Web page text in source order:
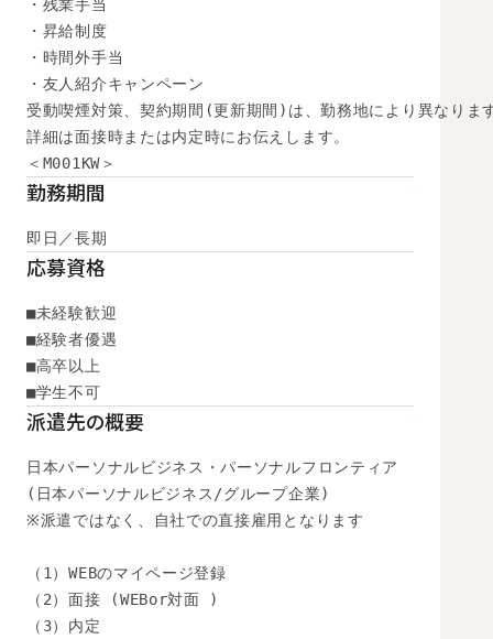
・残業手当
・昇給制度
・時間外手当
・友人紹介キャンペーン
受動喫煙対策、契約期間(更新期間)は、勤務地により異なりま
詳細は面接時または内定時にお伝えします。
＜M001KW＞
勤務期間
即日／長期
応募資格
■未経験歓迎
■経験者優遇
■高卒以上
■学生不可
派遣先の概要
日本パーソナルビジネス・パーソナルフロンティア
(日本パーソナルビジネス/グループ企業)
※派遣ではなく、自社での直接雇用となります
（1）WEBのマイページ登録
（2）面接 (WEBor対面 )
（3）内定